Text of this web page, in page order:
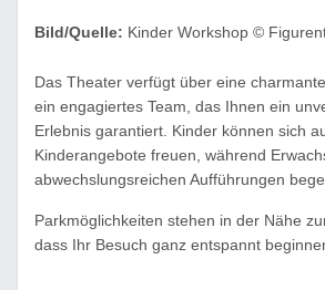
Bild/Quelle: Kinder Workshop ©
Das Theater verfügt über eine
ein engagiertes Team, das Ihnen ein
Erlebnis garantiert. Kinder können sich
Kinderangebote freuen, während
abwechslungsreichen Aufführungen
Parkmöglichkeiten stehen in der Nähe
dass Ihr Besuch ganz entspannt